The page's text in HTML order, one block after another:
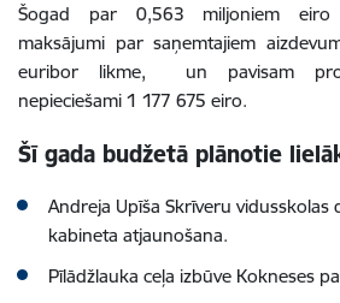
Šogad par 0,563 miljoniem eiro
maksājumi par saņemtajiem
euribor likme, un pavisam
nepieciešami 1 177 675 eiro.
Šī gada budžetā plānotie
Andreja Upīša Skrīveru
kabineta atjaunošana.
Pīlādžlauka ceļa izbūve Kokneses